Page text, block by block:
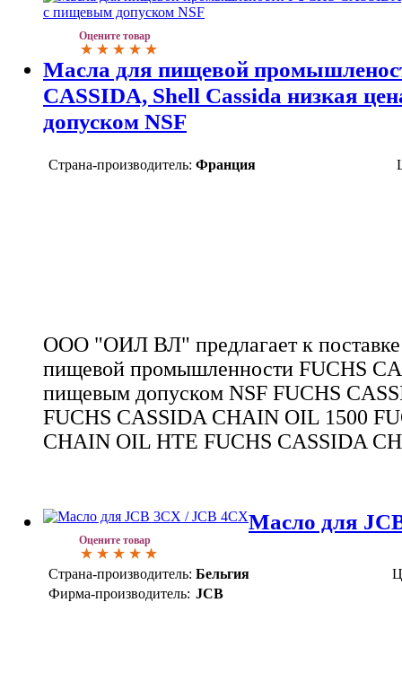
Оцените товар
Масла для пищевой
CASSIDA, Shell Cassida низкая
допуском NSF
Страна-производитель: Франция
ООО "ОИЛ ВЛ" предлагает к поставке
пищевой промышленности FUCHS
пищевым допуском NSF FUCHS
FUCHS CASSIDA CHAIN OIL 1500
CHAIN OIL HTE FUCHS CASSIDA
Оцените товар
Масло для
Страна-производитель: Бельгия
Фирма-производитель: JCB